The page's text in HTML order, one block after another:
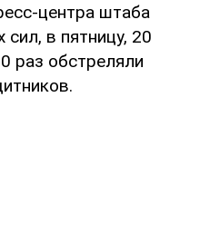
центра штаба
в пятницу, 20
раз обстреляли